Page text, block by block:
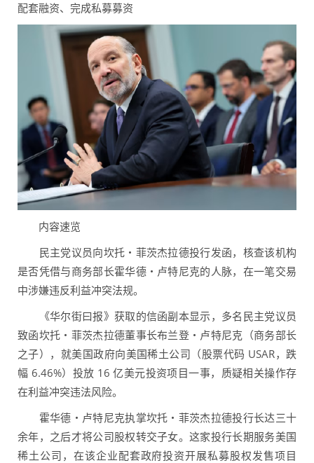
配套融资、完成私募募资
内容速览
民主党议员向坎托・菲茨杰拉德投行发函，核查该机构
是否凭借与商务部长霍华德・卢特尼克的人脉，在一笔交易
中涉嫌违反利益冲突法规。
《华尔街曰报》获取的信函副本显示，多名民主党议员
致函坎托・菲茨杰拉德董事长布兰登・卢特尼克（商务部长
之子），就美国政府向美国稀土公司（股票代码 USAR，跌
幅 6.46%）投放 16 亿美元投资项目一事，质疑相关操作存
在利益冲突违法风险。
霍华德・卢特尼克执掌坎托・菲茨杰拉德投行长达三十
余年，之后才将公司股权转交子女。这家投行长期服务美国
稀土公司，在该企业配套政府投资开展私募股权发售项目